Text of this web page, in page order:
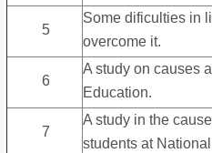
5
Some dificulties in
overcome it.
6
A study on causes
Education.
7
A study in the
students at